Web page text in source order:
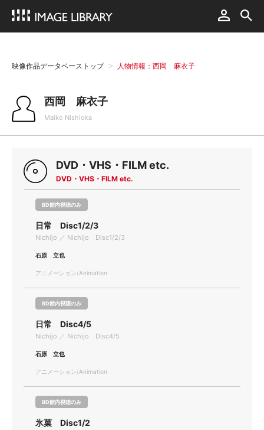
映像作品データベーストップ 人物情報：西岡 麻衣子
西岡 麻衣子
Maiko Nishioka
DVD・VHS・FILM etc.
DVD・VHS・FILM etc.
BD館内視聴のみ
日常 Disc1/2/3
Nichijo ／ Nichijo Disc1/2/3
石原 立也
アニメーション/Animation
BD館内視聴のみ
日常 Disc4/5
Nichijo ／ Nichijo Disc4/5
石原 立也
アニメーション/Animation
BD館内視聴のみ
氷菓 Disc1/2